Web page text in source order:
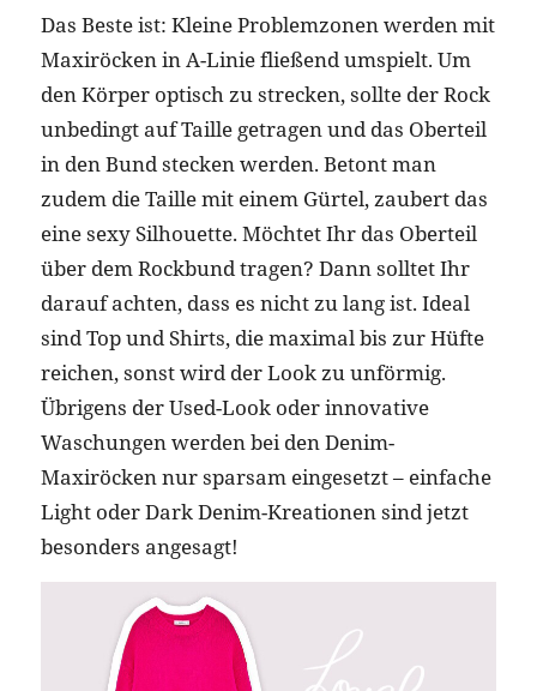
Das Beste ist: Kleine Problemzonen werden mit
Maxiröcken in A-Linie fließend umspielt. Um
den Körper optisch zu strecken, sollte der Rock
unbedingt auf Taille getragen und das Oberteil
in den Bund stecken werden. Betont man
zudem die Taille mit einem Gürtel, zaubert das
eine sexy Silhouette. Möchtet Ihr das Oberteil
über dem Rockbund tragen? Dann solltet Ihr
darauf achten, dass es nicht zu lang ist. Ideal
sind Top und Shirts, die maximal bis zur Hüfte
reichen, sonst wird der Look zu unförmig.
Übrigens der Used-Look oder innovative
Waschungen werden bei den Denim-
Maxiröcken nur sparsam eingesetzt – einfache
Light oder Dark Denim-Kreationen sind jetzt
besonders angesagt!